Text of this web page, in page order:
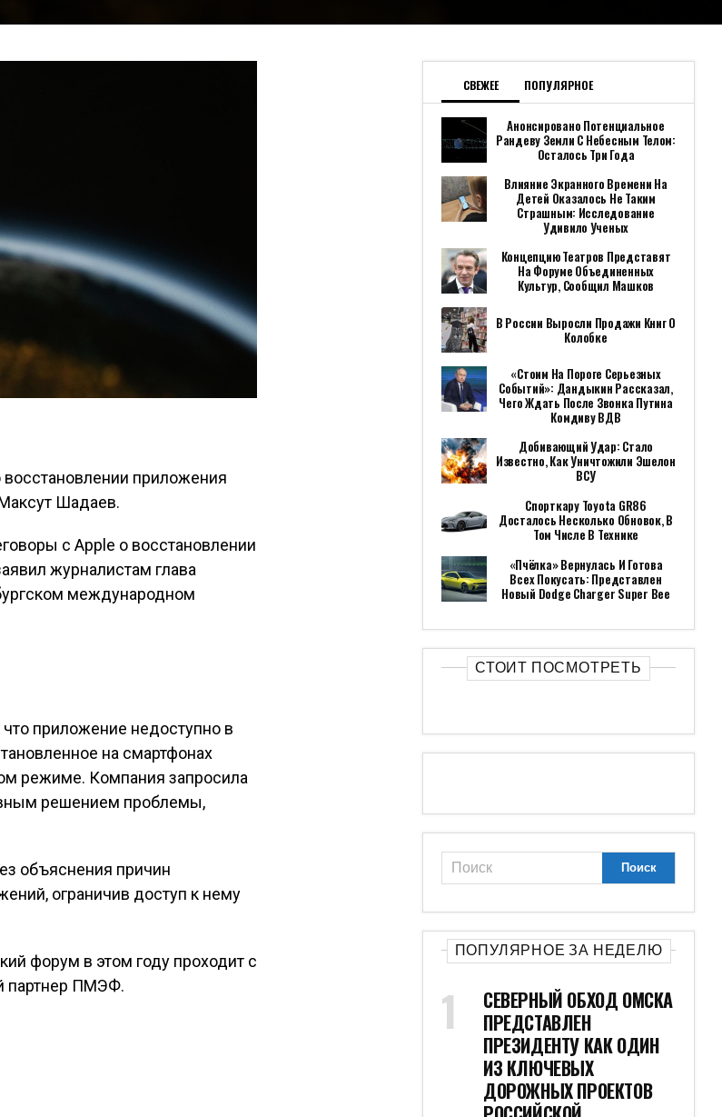
приложения
Шадаев.
с Apple о восстановлении
журналистам глава
международном
приложение недоступно в
на смартфонах
режиме. Компания запросила
решением проблемы,
объяснения причин
ограничив доступ к нему
форум в этом году проходит с
партнер ПМЭФ.
СВЕЖЕЕ ПОПУЛЯРНОЕ
Анонсировано Потенциальное
Рандеву Земли С Небесным Телом:
Осталось Три Года
Влияние Экранного Времени На
Детей Оказалось Не Таким
Страшным: Исследование
Удивило Ученых
Концепцию Театров Представят
На Форуме Объединенных
Культур, Сообщил Машков
В России Выросли Продажи Книг О
Колобке
«Стоим На Пороге Серьезных
Событий»: Дандыкин Рассказал,
Чего Ждать После Звонка Путина
Комдиву ВДВ
Добивающий Удар: Стало
Известно, Как Уничтожили Эшелон
ВСУ
Спорткару Toyota GR86
Досталось Несколько Обновок, В
Том Числе В Технике
«Пчёлка» Вернулась И Готова
Всех Покусать: Представлен
Новый Dodge Charger Super Bee
СТОИТ ПОСМОТРЕТЬ
ПОПУЛЯРНОЕ ЗА НЕДЕЛЮ
СЕВЕРНЫЙ ОБХОД ОМСКА
ПРЕДСТАВЛЕН
ПРЕЗИДЕНТУ КАК ОДИН
ИЗ КЛЮЧЕВЫХ
ДОРОЖНЫХ ПРОЕКТОВ